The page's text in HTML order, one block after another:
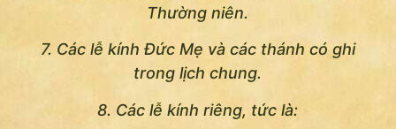
Thường niên.
7. Các lễ kính Ðức Mẹ và các thánh có ghi
trong lịch chung.
8. Các lễ kính riêng, tức là: